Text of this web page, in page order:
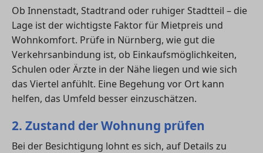
Ob Innenstadt, Stadtrand oder ruhiger Stadtteil – die
Lage ist der wichtigste Faktor für Mietpreis und
Wohnkomfort. Prüfe in Nürnberg, wie gut die
Verkehrsanbindung ist, ob Einkaufsmöglichkeiten,
Schulen oder Ärzte in der Nähe liegen und wie sich
das Viertel anfühlt. Eine Begehung vor Ort kann
helfen, das Umfeld besser einzuschätzen.
2. Zustand der Wohnung prüfen
Bei der Besichtigung lohnt es sich, auf Details zu